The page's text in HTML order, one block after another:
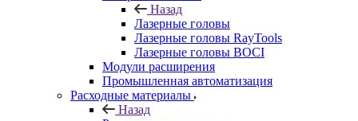
Назад
Лазерные головы
Лазерные головы RayTools
Лазерные головы BOCI
Модули расширения
Промышленная автоматизация
Расходные материалы
Назад